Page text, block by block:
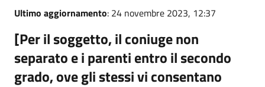
Ultimo aggiornamento: 24 novembre 2023, 12:37
[Per il soggetto, il coniuge non
separato e i parenti entro il secondo
grado, ove gli stessi vi consentano